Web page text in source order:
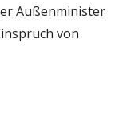
Außenminister
von